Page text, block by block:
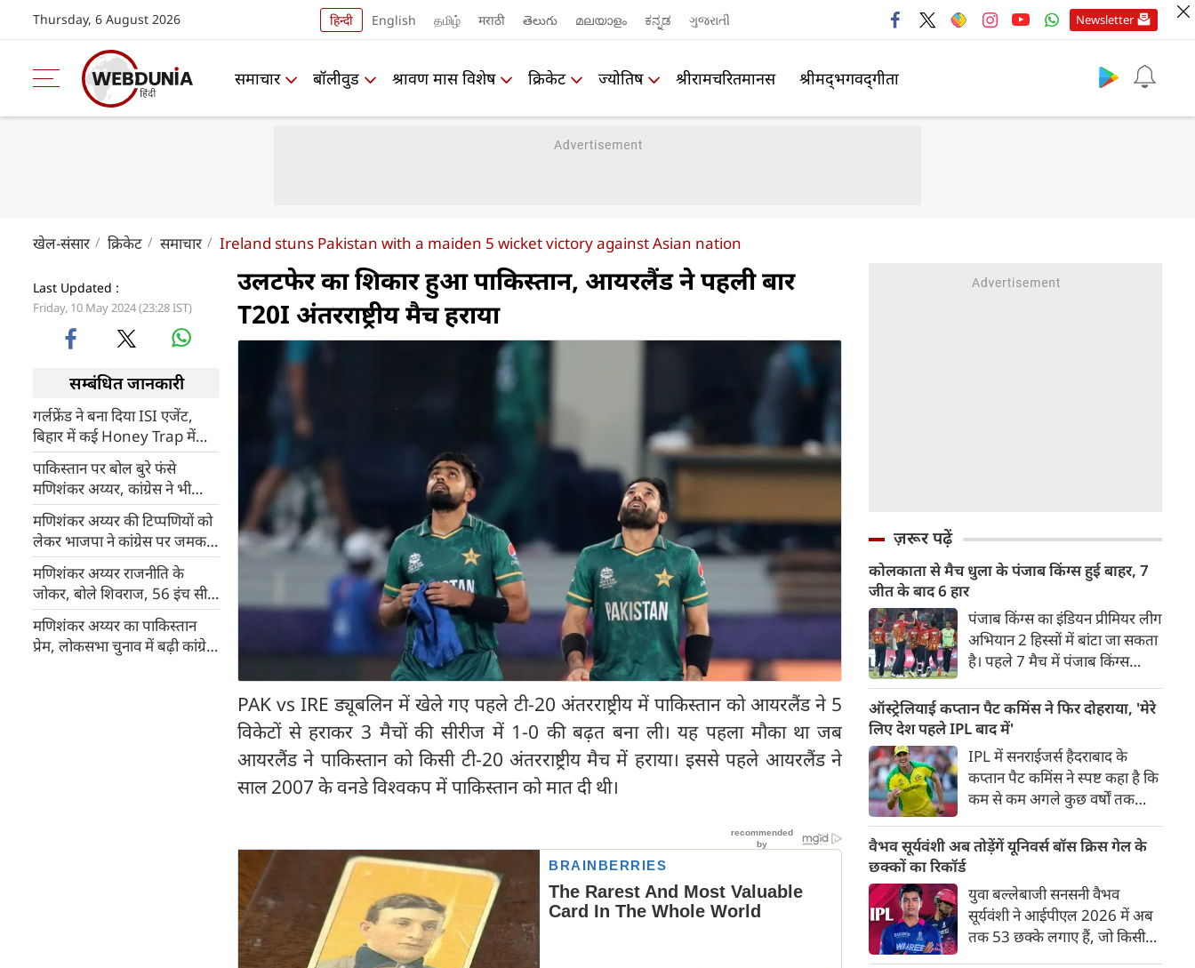
Thursday, 6 August 2026 हिन्दी English தமிழ் मराठी తెలుగు മലയാളം ಕನ್ನಡ ગુજરાતી Newsletter
समाचार बॉलीवुड श्रावण मास विशेष क्रिकेट ज्योतिष श्रीरामचरितमानस श्रीमद्‍भगवद्‍गीता
खेल-संसार क्रिकेट समाचार Ireland stuns Pakistan with a maiden 5 wicket victory against Asian nation
Last Updated :
Friday, 10 May 2024 (23:28 IST)
सम्बंधित जानकारी
गर्लफ्रेंड ने बना दिया ISI एजेंट,
बिहार में कई Honey Trap में
फंसे, DRDO की गुप्‍त सूचनाएं
पाकिस्‍तान भेजीं
पाकिस्तान पर बोल बुरे फंसे
मणिशंकर अय्यर, कांग्रेस ने भी
बनाई दूरी
मणिशंकर अय्यर की टिप्पणियों को
लेकर भाजपा ने कांग्रेस पर जमकर
साधा निशाना
मणिशंकर अय्यर राजनीति के
जोकर, बोले शिवराज, 56 इंच सीने
वाले पीएम, कोई छेड़ेगा तो छोड़ेंगे
नहीं
मणिशंकर अय्यर का पाकिस्तान
प्रेम, लोकसभा चुनाव में बढ़ी कांग्रेस
उलटफेर का शिकार हुआ पाकिस्तान, आयरलैंड ने पहली बार
T20I अंतरराष्ट्रीय मैच हराया
PAK vs IRE ड्यूबलिन में खेले गए पहले टी-20 अंतरराष्ट्रीय में पाकिस्तान को आयरलैंड ने 5
विकेटों से हराकर 3 मैचों की सीरीज में 1-0 की बढ़त बना ली। यह पहला मौका था जब
आयरलैंड ने पाकिस्तान को किसी टी-20 अंतरराष्ट्रीय मैच में हराया। इससे पहले आयरलैंड ने
साल 2007 के वनडे विश्वकप में पाकिस्तान को मात दी थी।
ज़रूर पढ़ें
कोलकाता से मैच धुला के पंजाब किंग्स हुई बाहर, 7
जीत के बाद 6 हार
पंजाब किंग्स का इंडियन प्रीमियर लीग
अभियान 2 हिस्सों में बांटा जा सकता
है। पहले 7 मैच में पंजाब किंग्स
उसे हार का सामना करना पड़ा इसके
बाद अंतिम मैच वह जरूर जीती
लेकिन तब तक उसकी किस्मत
लखनऊ के हाथ लिखी गई थी।
ऑस्ट्रेलियाई कप्तान पैट कमिंस ने फिर दोहराया, 'मेरे
लिए देश पहले IPL बाद में'
IPL में सनराईजर्स हैदराबाद के
कप्तान पैट कमिंस ने स्पष्ट कहा है कि
कम से कम अगले कुछ वर्षों तक
प्राथमिकता होगी। यह बयान उस चर्चा
के बीच आया है, जिसमें कहा जा रहा
है कि ऑस्ट्रेलिया के कुछ बड़े खिलाड़ी
IPL से आगे बढ़कर अन्य फ्रेंचाइजी
क्रिकेट खेलने के लिए राष्ट्रीय टीम से
दूरी बना सकते हैं।
वैभव सूर्यवंशी अब तोड़ेंगें यूनिवर्स बॉस क्रिस गेल के
छक्कों का रिकॉर्ड
युवा बल्लेबाजी सनसनी वैभव
सूर्यवंशी ने आईपीएल 2026 में अब
तक 53 छक्के लगाए हैं, जो किसी